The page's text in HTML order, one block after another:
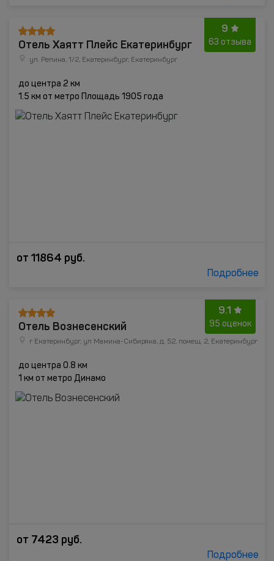
9
63 отзыва
Отель Хаятт Плейс Екатеринбург
ул. Репина, 1/2, Екатеринбург, Екатеринбург
до центра 2 км
1.5 км от метро Площадь 1905 года
от 11864 руб.
Подробнее
9.1
95 оценок
Отель Вознесенский
г Екатеринбург, ул Мамина-Сибиряка, д. 52, помещ. 2, Екатеринбург
до центра 0.8 км
1 км от метро Динамо
от 7423 руб.
Подробнее